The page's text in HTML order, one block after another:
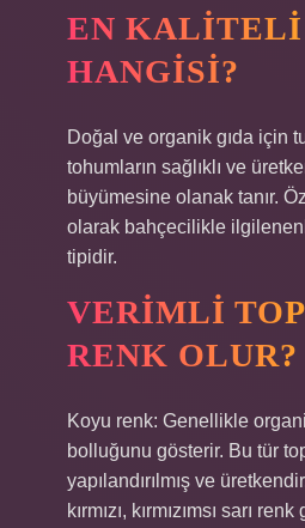
EN KALITELI
HANGISI?
Doğal ve organik gıda için
tohumların sağlıklı ve
büyümesine olanak tanır.
olarak bahçecilikle
tipidir.
VERIMLI
RENK OLUR?
Koyu renk: Genellikle
bolluğunu gösterir. Bu tür
yapılandırılmış ve
kırmızı, kırmızımsı sarı